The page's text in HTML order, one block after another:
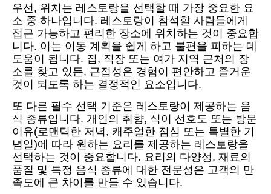
우선, 위치는 레스토랑을 선택할 때 가장 중요한 요
소 중 하나입니다. 레스토랑이 참석할 사람들에게
접근 가능하고 편리한 장소에 위치하는 것이 중요합
니다. 이는 이동 계획을 쉽게 하고 불편을 피하는 데
도움이 됩니다. 집, 직장 또는 여가 지역 근처의 장
소를 찾고 있든, 근접성은 경험이 편안하고 즐거운
것이 되도록 하는 결정적인 요소입니다.
또 다른 필수 선택 기준은 레스토랑이 제공하는 음
식 종류입니다. 개인의 취향, 식이 선호도 또는 방문
이유(로맨틱한 저녁, 캐주얼한 점심 또는 특별한 기
념일)에 따라 원하는 요리를 제공하는 레스토랑을
선택하는 것이 중요합니다. 요리의 다양성, 재료의
품질 및 특정 음식 종류에 대한 전문성은 고객의 만
족도에 큰 차이를 만들 수 있습니다.